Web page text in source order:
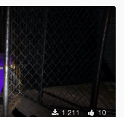
1 211 10